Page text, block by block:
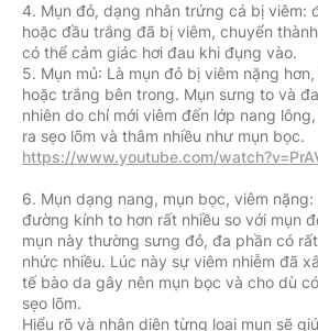
4. Mụn đỏ, dạng nhân trứng cá bị viêm:
hoặc đầu trắng đã bị viêm, chuyển
có thể cảm giác hơi đau khi đụng vào.
5. Mụn mủ: Là mụn đỏ bị viêm nặng
hoặc trắng bên trong. Mụn sưng to và
nhiên do chỉ mới viêm đến lớp nang
https://www.youtube.com/
6. Mụn dạng nang, mụn bọc, viêm
đường kính to hơn rất nhiều so với mụn
mụn này thường sưng đỏ, đa phần có
nhức nhiều. Lúc này sự viêm nhiễm đã
tế bào da gây nên mụn bọc và cho dù
sẹo lõm.
Hiểu rõ và nhận diện từng loại mụn sẽ